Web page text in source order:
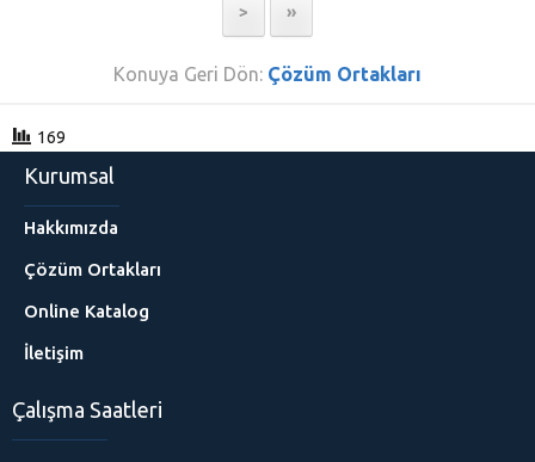
> »
Konuya Geri Dön: Çözüm Ortakları
169
Kurumsal
Hakkımızda
Çözüm Ortakları
Online Katalog
İletişim
Çalışma Saatleri